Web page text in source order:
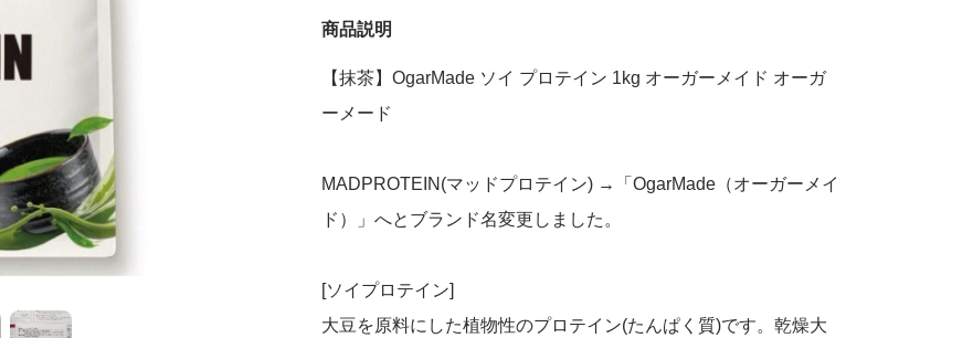
商品説明
【抹茶】OgarMade ソイ プロテイン 1kg オーガーメイド オーガ
ーメード
MADPROTEIN(マッドプロテイン) →「OgarMade（オーガーメイ
ド）」へとブランド名変更しました。
[ソイプロテイン]
大豆を原料にした植物性のプロテイン(たんぱく質)です。乾燥大